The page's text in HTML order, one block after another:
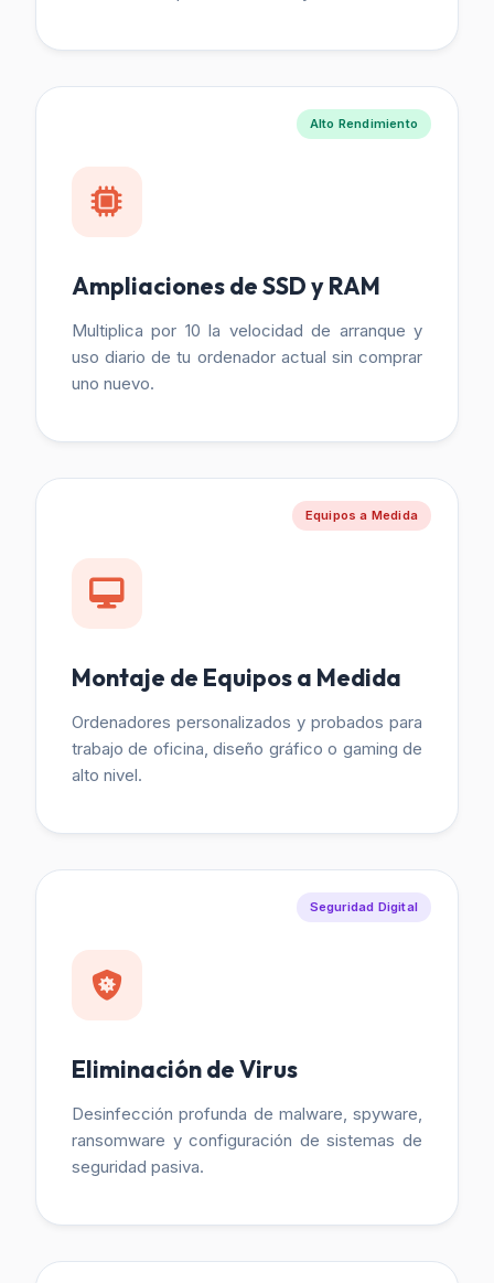
Alto Rendimiento
Ampliaciones de SSD y RAM
Multiplica por 10 la velocidad de arranque y
uso diario de tu ordenador actual sin comprar
uno nuevo.
Equipos a Medida
Montaje de Equipos a Medida
Ordenadores personalizados y probados para
trabajo de oficina, diseño gráfico o gaming de
alto nivel.
Seguridad Digital
Eliminación de Virus
Desinfección profunda de malware, spyware,
ransomware y configuración de sistemas de
seguridad pasiva.